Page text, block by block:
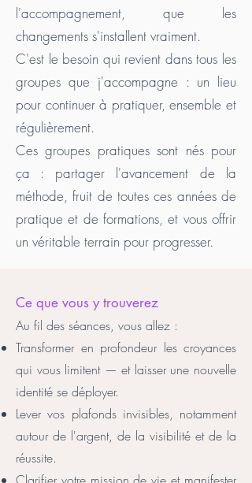
l'accompagnement, que les
changements s'installent vraiment.
C'est le besoin qui revient dans tous les
groupes que j'accompagne : un lieu
pour continuer à pratiquer, ensemble et
régulièrement.​
Ces groupes pratiques sont nés pour
ça : partager l'avancement de la
méthode, fruit de toutes ces années de
pratique et de formations, et vous offrir
un véritable terrain pour progresser.
Ce que vous y trouverez
Au fil des séances, vous allez :
Transformer en profondeur les croyances
qui vous limitent — et laisser une nouvelle
identité se déployer.
Lever vos plafonds invisibles, notamment
autour de l'argent, de la visibilité et de la
réussite.